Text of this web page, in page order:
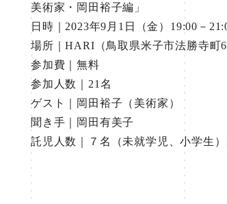
美術家・岡田裕子編」
日時｜2023年9月1日（金）19:00－
場所｜HARI（鳥取県米子市法勝寺町
参加費｜無料
参加人数｜21名
ゲスト｜岡田裕子（美術家）
聞き手｜岡田有美子
託児人数｜７名（未就学児、小学生